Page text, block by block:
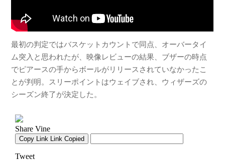
最初の判定ではバスケットカウントで同点、オーバータイ
ム突入と思われたが、映像レビューの結果、ブザーの時点
でピアースの手からボールがリリースされていなかったこ
とが判明。スリーポイントはウェイブされ、ウィザーズの
シーズン終了が決定した。